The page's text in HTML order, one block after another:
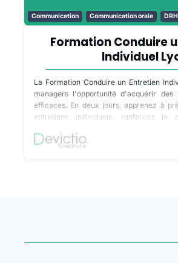
Communication Communication orale DRH
Formation Conduire
Individuel
La Formation Conduire un Entretien
managers l'opportunité d'acquérir des
efficaces. En deux jours, apprenez à
entretiens individuels, renforcez la
accompagnez vos collaborateurs dans
Éligible au plan de développement